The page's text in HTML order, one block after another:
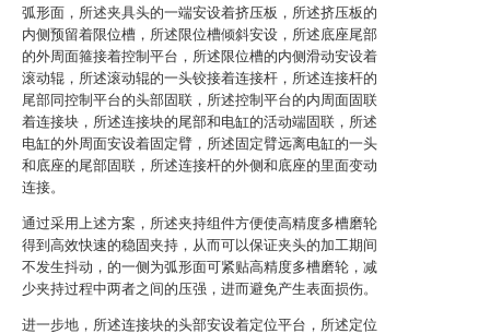
弧形面，所述夹具头的一端安设着挤压板，所述挤压板的
内侧预留着限位槽，所述限位槽倾斜安设，所述底座尾部
的外周面箍接着控制平台，所述限位槽的内侧滑动安设着
滚动辊，所述滚动辊的一头铰接着连接杆，所述连接杆的
尾部同控制平台的头部固联，所述控制平台的内周面固联
着连接块，所述连接块的尾部和电缸的活动端固联，所述
电缸的外周面安设着固定臂，所述固定臂远离电缸的一头
和底座的尾部固联，所述连接杆的外侧和底座的里面变动
连接。
通过采用上述方案，所述夹持组件方便使高精度多槽磨轮
得到高效快速的稳固夹持，从而可以保证夹头的加工期间
不发生抖动，的一侧为弧形面可紧贴高精度多槽磨轮，减
少夹持过程中两者之间的压强，进而避免产生表面损伤。
进一步地，所述连接块的头部安设着定位平台，所述定位